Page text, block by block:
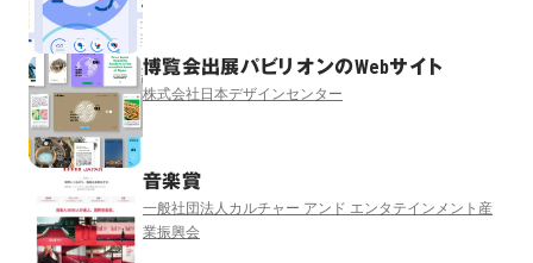
博覧会出展パビリオンのWebサイト
株式会社日本デザインセンター
音楽賞
一般社団法人カルチャー アンド エンタテインメント産
業振興会